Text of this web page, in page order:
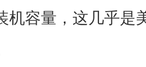
机容量，这几乎是